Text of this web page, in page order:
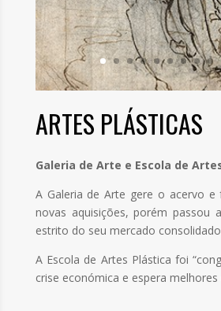
ARTES PLÁSTICAS
Galeria de Arte e Escola de
A Galeria de Arte gere o acervo e
novas aquisições, porém passou
estrito do seu mercado
A Escola de Artes Plástica foi
crise económica e espera melhores